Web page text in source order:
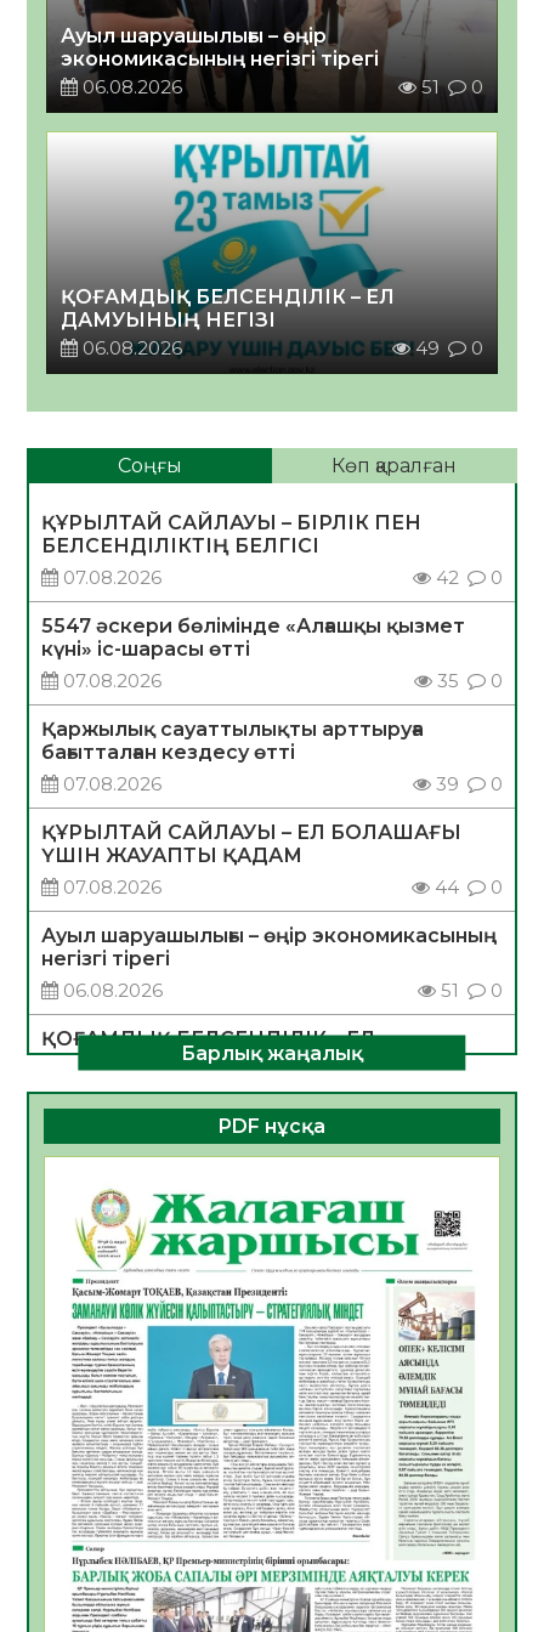
Ауыл шаруашылығы – өңір
экономикасының негізгі тірегі
06.08.2026
51 0
ҚОҒАМДЫҚ БЕЛСЕНДІЛІК – ЕЛ
ДАМУЫНЫҢ НЕГІЗІ
06.08.2026
49 0
Соңғы Көп қаралған
ҚҰРЫЛТАЙ САЙЛАУЫ – БІРЛІК ПЕН
БЕЛСЕНДІЛІКТІҢ БЕЛГІСІ
07.08.2026
42 0
5547 әскери бөлімінде «Алғашқы қызмет
күні» іс-шарасы өтті
07.08.2026
35 0
Қаржылық сауаттылықты арттыруға
бағытталған кездесу өтті
07.08.2026
39 0
ҚҰРЫЛТАЙ САЙЛАУЫ – ЕЛ БОЛАШАҒЫ
ҮШІН ЖАУАПТЫ ҚАДАМ
07.08.2026
44 0
Ауыл шаруашылығы – өңір экономикасының
негізгі тірегі
06.08.2026
51 0
ҚОҒАМДЫҚ БЕЛСЕНДІЛІК – ЕЛ
ДАМУЫНЫҢ НЕГІЗІ
06.08.2026
49 0
ҚҰРЫЛТАЙ САЙЛАУЫ – БОЛАШАҚҚА
БАСТАР ЖАУАПТЫ ТАҢДАУ
06.08.2026
Инфекциялық ауруларға қарсы иммундау
жұмыстарының тиімділігі
06.08.2026
53
Көкжөтел ауруы туралы
06.08.2026
51
АПВ вакцинасы туралы мәлімет
06.08.2026
49
Open Air: Қызылорда облысы полиция
департаменті 20 мыңнан астам
көрерменнің қауіпсіздігін қамтамасыз етті
06.08.2026
62
Барлық жаңалық
PDF нұсқа